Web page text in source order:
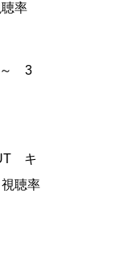
率
～ 3
キ
聴率